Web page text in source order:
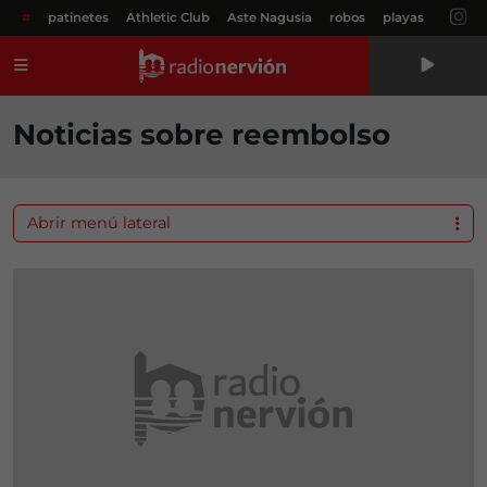
# patinetes Athletic Club Aste Nagusia robos playas
Noticias sobre reembolso
Abrir menú lateral